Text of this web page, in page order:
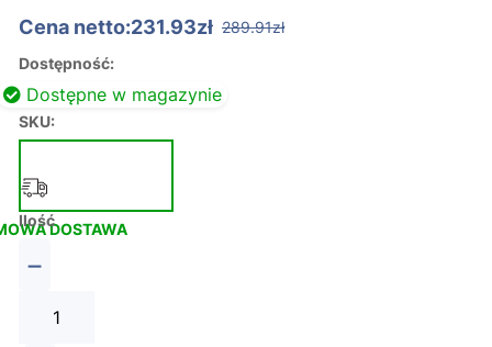
Cena netto:231.93zł 289.91zł
Dostępność:
Dostępne w magazynie
SKU:
DOSTAWA
Ilość
−